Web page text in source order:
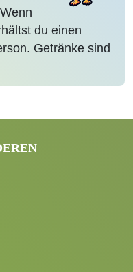
du einen
Getränke sind